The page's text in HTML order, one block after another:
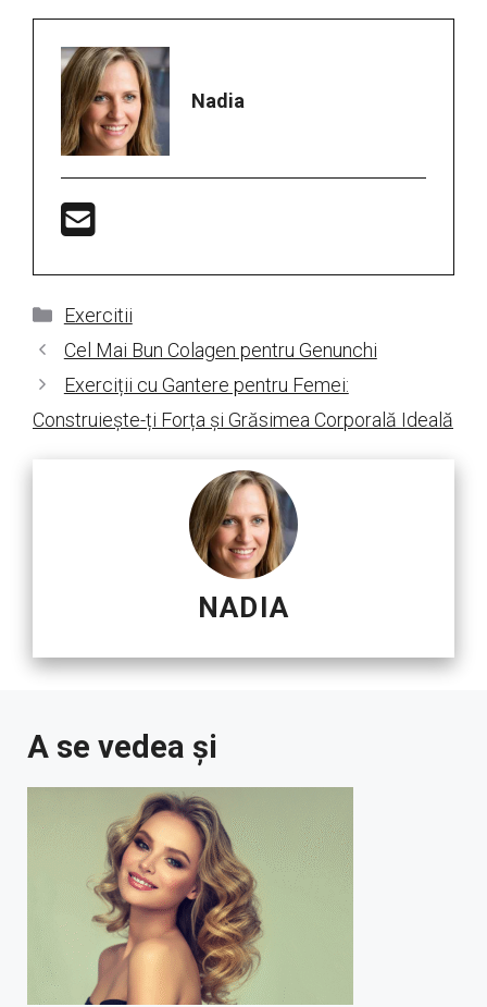
Nadia
Categorii
Exercitii
Cel Mai Bun Colagen pentru Genunchi
Exerciții cu Gantere pentru Femei:
Construiește-ți Forța și Grăsimea Corporală Ideală
NADIA
A se vedea și